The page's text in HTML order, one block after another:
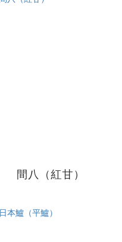
間八（紅甘）